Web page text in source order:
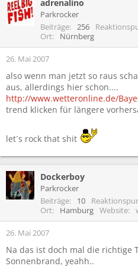
adrenalino
Parkrocker
Beiträge
256
Ort
Nürnberg
26. Mai 2007
also wenn man jetzt so raus
aus, allerdings hier schon....
http://www.wetteronline.de/
trend klicken für längere
let´s rock that shit
Dockerboy
Parkrocker
Beiträge
10
Ort
Hamburg Website
26. Mai 2007
Na das ist doch mal die richtige
Sonnenbrand, yeahh..